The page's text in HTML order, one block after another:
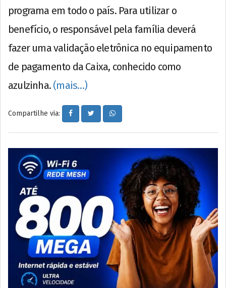
programa em todo o país. Para utilizar o
benefício, o responsável pela família deverá
fazer uma validação eletrônica no equipamento
de pagamento da Caixa, conhecido como
azulzinha. (mais…)
Compartilhe via: